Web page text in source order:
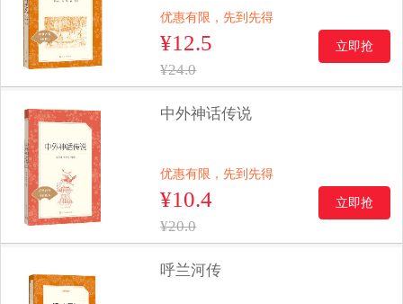
优惠有限，先到先得
¥12.5
¥24.0
立即抢
中外神话传说
优惠有限，先到先得
¥10.4
¥20.0
立即抢
呼兰河传